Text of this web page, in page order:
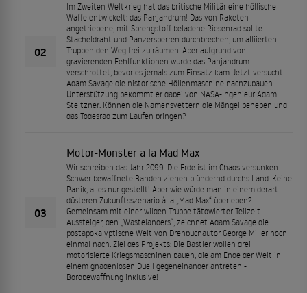
02
Im Zweiten Weltkrieg hat das britische Militär eine höllische
Waffe entwickelt: das Panjandrum! Das von Raketen
angetriebene, mit Sprengstoff beladene Riesenrad sollte
Stacheldraht und Panzersperren durchbrechen, um alliierten
Truppen den Weg frei zu räumen. Aber aufgrund von
gravierenden Fehlfunktionen wurde das Panjandrum
verschrottet, bevor es jemals zum Einsatz kam. Jetzt versucht
Adam Savage die historische Höllenmaschine nachzubauen.
Unterstützung bekommt er dabei von NASA-Ingenieur Adam
Steltzner. Können die Namensvettern die Mängel beheben und
das Todesrad zum Laufen bringen?
03
Motor-Monster a la Mad Max
Wir schreiben das Jahr 2099. Die Erde ist im Chaos versunken.
Schwer bewaffnete Banden ziehen plündernd durchs Land. Keine
Panik, alles nur gestellt! Aber wie würde man in einem derart
düsteren Zukunftsszenario à la „Mad Max“ überleben?
Gemeinsam mit einer wilden Truppe tätowierter Teilzeit-
Aussteiger, den „Wastelanders“, zeichnet Adam Savage die
postapokalyptische Welt von Drehbuchautor George Miller noch
einmal nach. Ziel des Projekts: Die Bastler wollen drei
motorisierte Kriegsmaschinen bauen, die am Ende der Welt in
einem gnadenlosen Duell gegeneinander antreten -
Bordbewaffnung inklusive!